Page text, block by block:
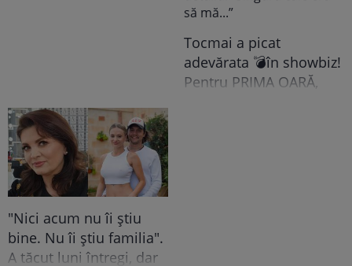
Tocmai a picat
adevărata 💣în showbiz!
Pentru PRIMA OARĂ,
"Nici acum nu îi știu
bine. Nu îi știu familia".
A tăcut luni întregi, dar